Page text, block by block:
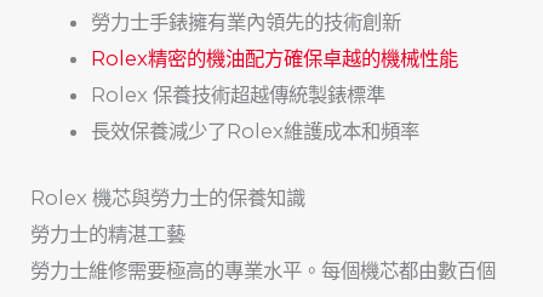
勞力士手錶擁有業內領先的技術創新
Rolex精密的機油配方確保卓越的機械性能
Rolex 保養技術超越傳統製錶標準
長效保養減少了Rolex維護成本和頻率
Rolex 機芯與勞力士的保養知識
勞力士的精湛工藝
勞力士維修需要極高的專業水平。每個機芯都由數百個